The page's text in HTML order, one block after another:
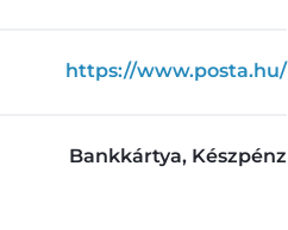
https://www.posta.hu/
Bankkártya, Készpénz